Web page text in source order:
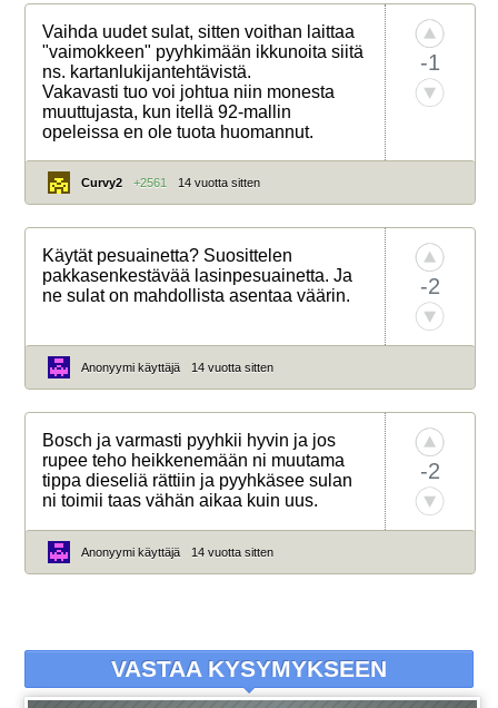
Vaihda uudet sulat, sitten voithan laittaa
"vaimokkeen" pyyhkimään ikkunoita siitä
ns. kartanlukijantehtävistä.
Vakavasti tuo voi johtua niin monesta
muuttujasta, kun itellä 92-mallin
opeleissa en ole tuota huomannut.
-1
Curvy2 +2561 14 vuotta sitten
Käytät pesuainetta? Suosittelen
pakkasenkestävää lasinpesuainetta. Ja
ne sulat on mahdollista asentaa väärin.
-2
Anonyymi käyttäjä 14 vuotta sitten
Bosch ja varmasti pyyhkii hyvin ja jos
rupee teho heikkenemään ni muutama
tippa dieseliä rättiin ja pyyhkäsee sulan
ni toimii taas vähän aikaa kuin uus.
-2
Anonyymi käyttäjä 14 vuotta sitten
VASTAA KYSYMYKSEEN